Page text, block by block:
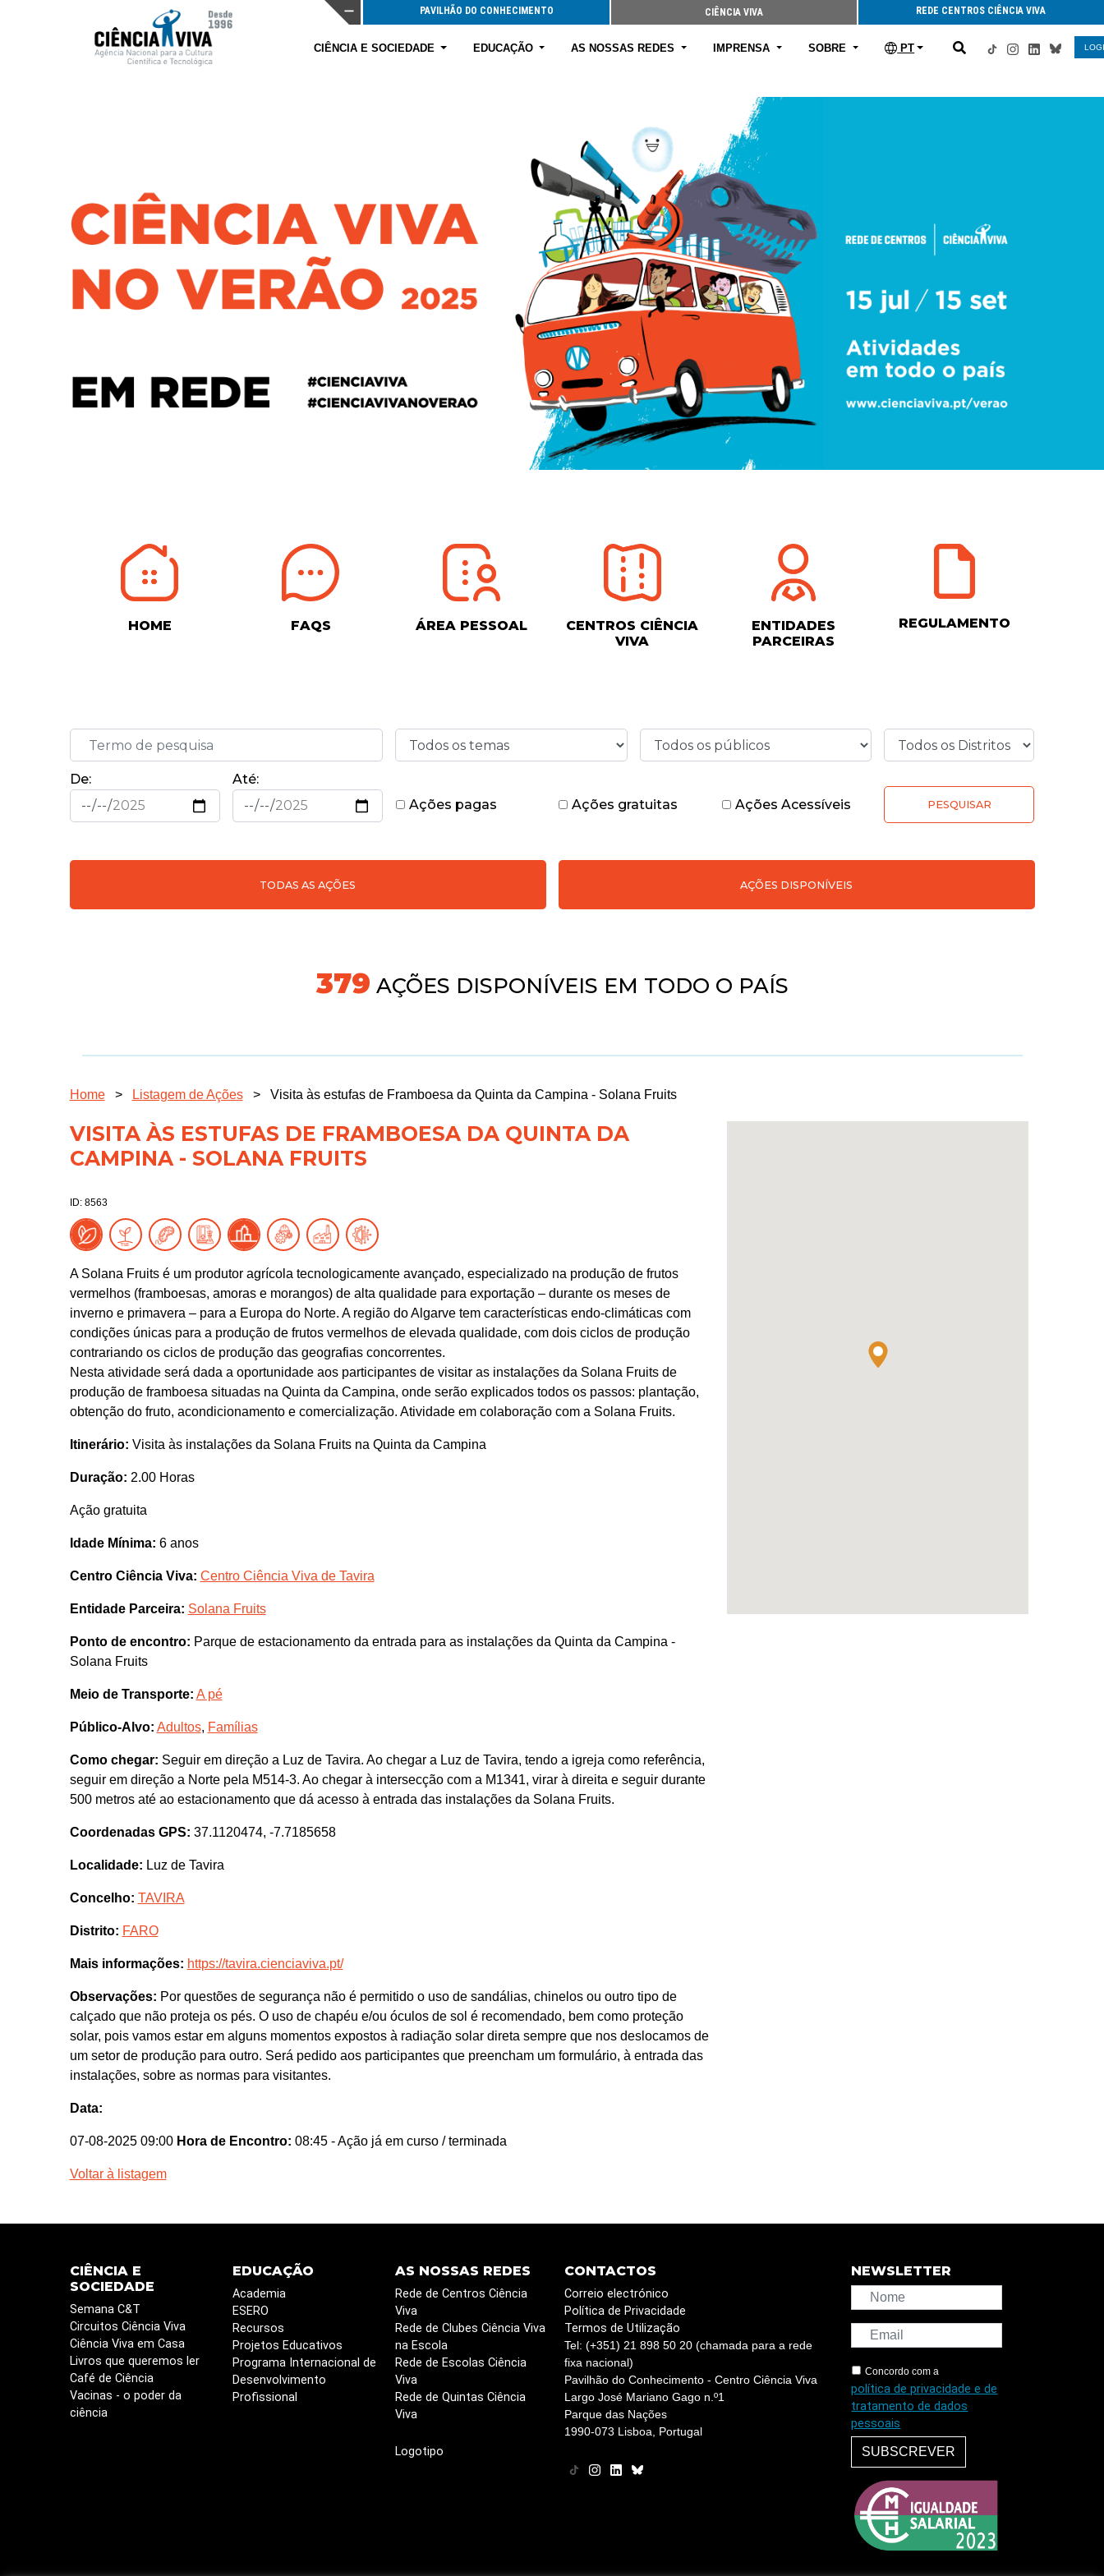
PAVILHÃO DO CONHECIMENTO CIÊNCIA VIVA REDE CENTROS CIÊNCIA VIVA
CIÊNCIA E SOCIEDADE EDUCAÇÃO AS NOSSAS REDES IMPRENSA SOBRE PT
HOME FAQS ÁREA PESSOAL
CENTROS CIÊNCIA
VIVA
ENTIDADES
PARCEIRAS
REGULAMENTO
De:
Até:
Ações pagas
Ações gratuitas Ações Acessíveis PESQUISAR
TODAS AS AÇÕES AÇÕES DISPONÍVEIS
474 AÇÕES DISPONÍVEIS EM TODO O PAÍS
Home > Listagem de Ações > Visita às estufas de Framboesa da Quinta da Campina - Solana Fruits
VISITA ÀS ESTUFAS DE FRAMBOESA DA QUINTA DA
CAMPINA - SOLANA FRUITS
ID: 8563
A Solana Fruits é um produtor agrícola tecnologicamente avançado, especializado na produção de frutos
vermelhos (framboesas, amoras e morangos) de alta qualidade para exportação – durante os meses de
inverno e primavera – para a Europa do Norte. A região do Algarve tem características endo-climáticas com
condições únicas para a produção de frutos vermelhos de elevada qualidade, com dois ciclos de produção
contrariando os ciclos de produção das geografias concorrentes.
Nesta atividade será dada a oportunidade aos participantes de visitar as instalações da Solana Fruits de
produção de framboesa situadas na Quinta da Campina, onde serão explicados todos os passos: plantação,
obtenção do fruto, acondicionamento e comercialização. Atividade em colaboração com a Solana Fruits.
Itinerário: Visita às instalações da Solana Fruits na Quinta da Campina
Duração: 2.00 Horas
Ação gratuita
Idade Mínima: 6 anos
Centro Ciência Viva: Centro Ciência Viva de Tavira
Entidade Parceira: Solana Fruits
Ponto de encontro: Parque de estacionamento da entrada para as instalações da Quinta da Campina -
Solana Fruits
Meio de Transporte: A pé
Público-Alvo: Adultos, Famílias
Como chegar: Seguir em direção a Luz de Tavira. Ao chegar a Luz de Tavira, tendo a igreja como referência,
seguir em direção a Norte pela M514-3. Ao chegar à intersecção com a M1341, virar à direita e seguir durante
500 metros até ao estacionamento que dá acesso à entrada das instalações da Solana Fruits.
Coordenadas GPS: 37.1120474, -7.7185658
Localidade: Luz de Tavira
Concelho: TAVIRA
Distrito: FARO
Mais informações: https://tavira.cienciaviva.pt/
Observações: Por questões de segurança não é permitido o uso de sandálias, chinelos ou outro tipo de
calçado que não proteja os pés. O uso de chapéu e/ou óculos de sol é recomendado, bem como proteção
solar, pois vamos estar em alguns momentos expostos à radiação solar direta sempre que nos deslocamos de
um setor de produção para outro. Será pedido aos participantes que preencham um formulário, à entrada das
instalações, sobre as normas para visitantes.
Data:
07-08-2025 09:00 Hora de Encontro: 08:45 - Ação já em curso / terminada
Voltar à listagem
CIÊNCIA E
SOCIEDADE
Semana C&T
Circuitos Ciência Viva
Ciência Viva em Casa
Livros que queremos ler
Café de Ciência
Vacinas - o poder da
ciência
EDUCAÇÃO
Academia
ESERO
Recursos
Projetos Educativos
Programa Internacional de
Desenvolvimento
Profissional
AS NOSSAS REDES
Rede de Centros Ciência
Viva
Rede de Clubes Ciência Viva
na Escola
Rede de Escolas Ciência
Viva
Rede de Quintas Ciência
Viva
Logotipo
CONTACTOS
Correio electrónico
Política de Privacidade
Termos de Utilização
Tel: (+351) 21 898 50 20 (chamada para a rede
fixa nacional)
Pavilhão do Conhecimento - Centro Ciência Viva
Largo José Mariano Gago n.º1
Parque das Nações
1990-073 Lisboa, Portugal
NEWSLETTER
Concordo com a
política de privacidade e de
tratamento de dados
pessoais
SUBSCREVER